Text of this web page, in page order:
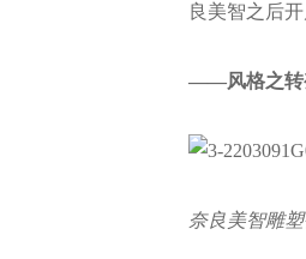
良美智之后
——风格之转
奈良美智雕